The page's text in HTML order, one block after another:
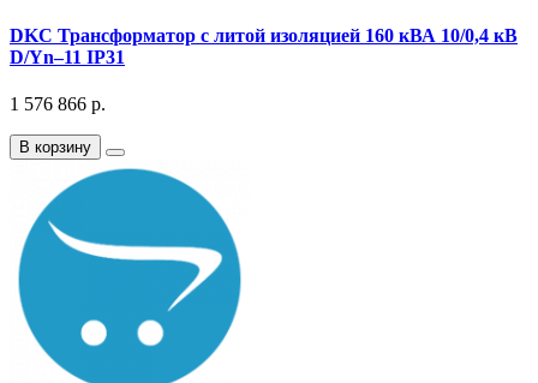
DKC Трансформатор с литой изоляцией 160 кВА 10/0,4 кВ
D/Yn–11 IP31
1 576 866 р.
В корзину